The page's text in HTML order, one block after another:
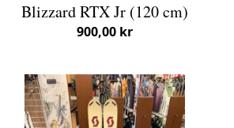
Blizzard RTX Jr (120 cm)
900,00 kr